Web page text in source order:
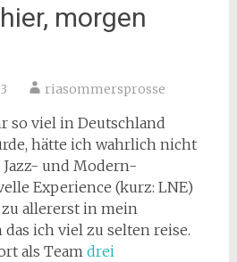
morgen
riasommersprosse
so viel in Deutschland
hätte ich wahrlich nicht
Jazz- und Modern-
Experience (kurz: LNE)
allererst in mein
ich viel zu selten reise.
als Team drei